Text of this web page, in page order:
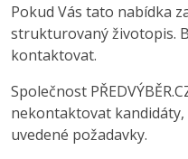
Pokud Vás tato nabídka
strukturovaný životopis.
kontaktovat.
Společnost
nekontaktovat
uvedené požadavky.